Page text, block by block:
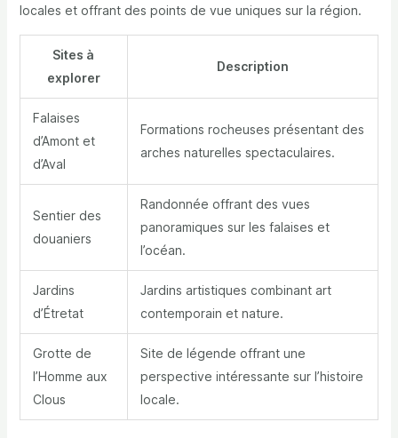
locales et offrant des points de vue uniques sur la région.
Sites à
explorer
Description
Falaises
d’Amont et
d’Aval
Formations rocheuses présentant des
arches naturelles spectaculaires.
Sentier des
douaniers
Randonnée offrant des vues
panoramiques sur les falaises et
l’océan.
Jardins
d’Étretat
Jardins artistiques combinant art
contemporain et nature.
Grotte de
l’Homme aux
Clous
Site de légende offrant une
perspective intéressante sur l’histoire
locale.